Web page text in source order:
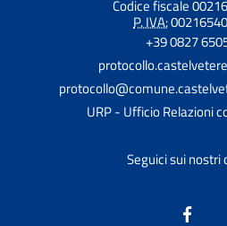
Codice fiscale
P. IVA:
+39 0827
URP - Ufficio Relazioni
Seguici sui nostri